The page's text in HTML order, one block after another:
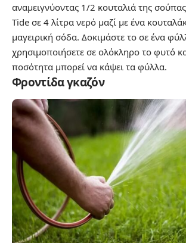
αναμειγνύοντας 1/2 κουταλιά της
Tide σε 4 λίτρα νερό μαζί με ένα
μαγειρική σόδα. Δοκιμάστε το σε ένα
χρησιμοποιήσετε σε ολόκληρο το φυτό
ποσότητα μπορεί να κάψει τα φύλλα.
Φροντίδα γκαζόν